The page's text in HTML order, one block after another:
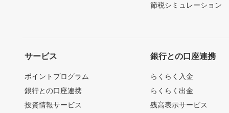
節税シミュレーション
サービス
ポイントプログラム
銀行との口座連携
投資情報サービス
銀行との口座連携
らくらく入金
らくらく出金
残高表示サービス